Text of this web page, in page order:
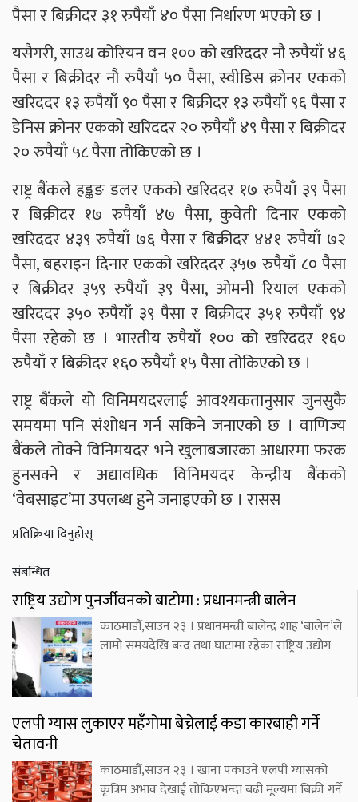
पैसा र बिक्रीदर ३१ रुपैयाँ ४० पैसा निर्धारण भएको छ ।
यसैगरी, साउथ कोरियन वन १०० को खरिददर नौ रुपैयाँ ४६
पैसा र बिक्रीदर नौ रुपैयाँ ५० पैसा, स्वीडिस क्रोनर एकको
खरिददर १३ रुपैयाँ ९० पैसा र बिक्रीदर १३ रुपैयाँ ९६ पैसा र
डेनिस क्रोनर एकको खरिददर २० रुपैयाँ ४९ पैसा र बिक्रीदर
२० रुपैयाँ ५८ पैसा तोकिएको छ ।
राष्ट्र बैंकले हङ्कङ डलर एकको खरिददर १७ रुपैयाँ ३९ पैसा
र बिक्रीदर १७ रुपैयाँ ४७ पैसा, कुवेती दिनार एकको
खरिददर ४३९ रुपैयाँ ७६ पैसा र बिक्रीदर ४४१ रुपैयाँ ७२
पैसा, बहराइन दिनार एकको खरिददर ३५७ रुपैयाँ ८० पैसा
र बिक्रीदर ३५९ रुपैयाँ ३९ पैसा, ओमनी रियाल एकको
खरिददर ३५० रुपैयाँ ३९ पैसा र बिक्रीदर ३५१ रुपैयाँ ९४
पैसा रहेको छ । भारतीय रुपैयाँ १०० को खरिददर १६०
रुपैयाँ र बिक्रीदर १६० रुपैयाँ १५ पैसा तोकिएको छ ।
राष्ट्र बैंकले यो विनिमयदरलाई आवश्यकतानुसार जुनसुकै
समयमा पनि संशोधन गर्न सकिने जनाएको छ । वाणिज्य
बैंकले तोक्ने विनिमयदर भने खुलाबजारका आधारमा फरक
हुनसक्ने र अद्यावधिक विनिमयदर केन्द्रीय बैंकको
‘वेबसाइट’मा उपलब्ध हुने जनाइएको छ । रासस
प्रतिक्रिया दिनुहोस्
संबन्धित
राष्ट्रिय उद्योग पुनर्जीवनको बाटोमा : प्रधानमन्त्री बालेन
काठमाडौँ,साउन २३ । प्रधानमन्त्री बालेन्द्र शाह ‘बालेन’ले
लामो समयदेखि बन्द तथा घाटामा रहेका राष्ट्रिय उद्योग
एलपी ग्यास लुकाएर महँगोमा बेच्नेलाई कडा कारबाही गर्ने
चेतावनी
काठमाडौँ,साउन २३ । खाना पकाउने एलपी ग्यासको
कृत्रिम अभाव देखाई तोकिएभन्दा बढी मूल्यमा बिक्री गर्ने